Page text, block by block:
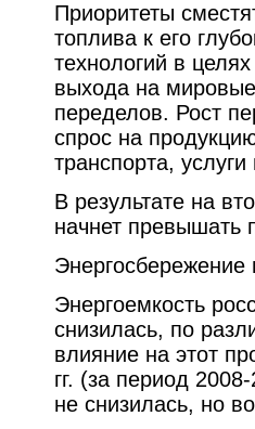
Приоритеты
топлива к его
технологий в
выхода на
переделов. Рост
спрос на
транспорта,
В результате на
начнет превышать
Энергоемкость
снизилась, по
влияние на этот
гг. (за период
не снизилась, но